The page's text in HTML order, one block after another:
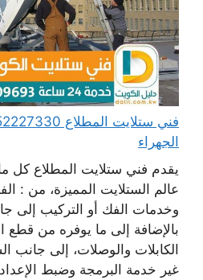
الجهراء
يقدم فني ستلايت المطلاع كل
عالم الستلايت المميزة، من :
وخدمات الفك أو التركيب إلى
بالإضافة إلى ما يوفره من قطع
الكابلات والوصلات، إلى جانب
غير خدمة البرمجة وضبط